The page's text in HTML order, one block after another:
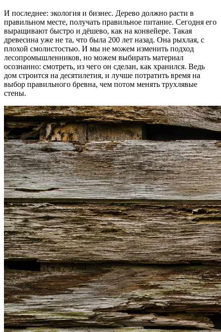
И последнее: экология и бизнес. Дерево должно расти в
правильном месте, получать правильное питание. Сегодня его
выращивают быстро и дёшево, как на конвейере. Такая
древесина уже не та, что была 200 лет назад. Она рыхлая, с
плохой смолистостью. И мы не можем изменить подход
лесопромышленников, но можем выбирать материал
осознанно: смотреть, из чего он сделан, как хранился. Ведь
дом строится на десятилетия, и лучше потратить время на
выбор правильного бревна, чем потом менять трухлявые
стены.